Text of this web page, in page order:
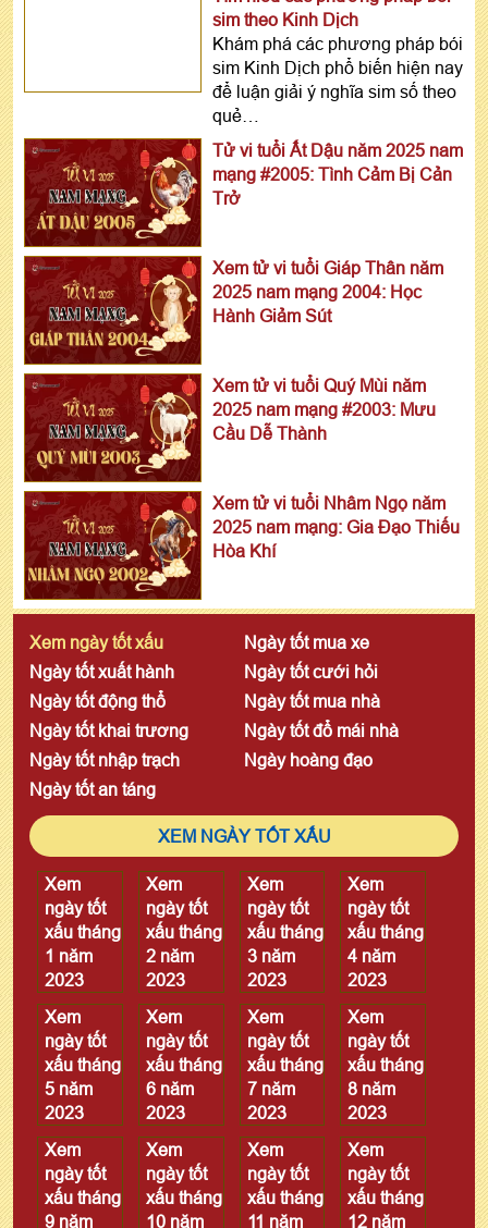
sim theo Kinh Dịch
Khám phá các phương pháp bói
sim Kinh Dịch phổ biến hiện nay
để luận giải ý nghĩa sim số theo
quẻ…
Tử vi tuổi Ất Dậu năm 2025 nam
mạng #2005: Tình Cảm Bị Cản
Trở
Xem tử vi tuổi Giáp Thân năm
2025 nam mạng 2004: Học
Hành Giảm Sút
Xem tử vi tuổi Quý Mùi năm
2025 nam mạng #2003: Mưu
Cầu Dễ Thành
Xem tử vi tuổi Nhâm Ngọ năm
2025 nam mạng: Gia Đạo Thiếu
Hòa Khí
Xem ngày tốt xấu
Ngày tốt mua xe
Ngày tốt xuất hành
Ngày tốt cưới hỏi
Ngày tốt động thổ
Ngày tốt mua nhà
Ngày tốt khai trương
Ngày tốt đổ mái nhà
Ngày tốt nhập trạch
Ngày hoàng đạo
Ngày tốt an táng
XEM NGÀY TỐT XẤU
Xem
ngày tốt
xấu tháng
1 năm
2023
Xem
ngày tốt
xấu tháng
2 năm
2023
Xem
ngày tốt
xấu tháng
3 năm
2023
Xem
ngày tốt
xấu tháng
4 năm
2023
Xem
ngày tốt
xấu tháng
5 năm
2023
Xem
ngày tốt
xấu tháng
6 năm
2023
Xem
ngày tốt
xấu tháng
7 năm
2023
Xem
ngày tốt
xấu tháng
8 năm
2023
Xem
ngày tốt
xấu tháng
9 năm
Xem
ngày tốt
xấu tháng
10 năm
Xem
ngày tốt
xấu tháng
11 năm
Xem
ngày tốt
xấu tháng
12 năm